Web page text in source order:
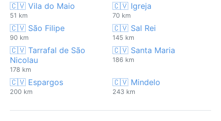
🇨🇻 Vila do Maio
51 km
🇨🇻 Igreja
70 km
🇨🇻 São Filipe
90 km
🇨🇻 Sal Rei
145 km
🇨🇻 Tarrafal de São
Nicolau
178 km
🇨🇻 Santa Maria
186 km
🇨🇻 Espargos
200 km
🇨🇻 Mindelo
243 km